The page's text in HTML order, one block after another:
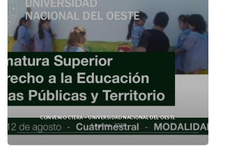
CONVENIO CTERA – UNIVERSIDAD NACIONAL DEL OESTE
4 agosto, 2026